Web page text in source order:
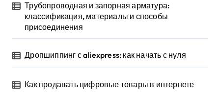
трубопроводная и запорная арматура:
классификация, материалы и способы
присоединения
дропшиппинг с aliexpress: как начать с нуля
как продавать цифровые товары в интернете